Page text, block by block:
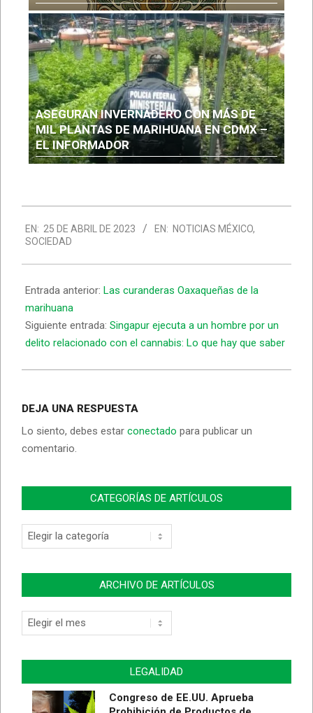
ASEGURAN INVERNADERO CON MÁS DE
MIL PLANTAS DE MARIHUANA EN CDMX –
EL INFORMADOR
EN: 25 DE ABRIL DE 2023 EN: NOTICIAS MÉXICO,
SOCIEDAD
Entrada anterior: Las curanderas Oaxaqueñas de la
marihuana
Siguiente entrada: Singapur ejecuta a un hombre por un
delito relacionado con el cannabis: Lo que hay que saber
DEJA UNA RESPUESTA
Lo siento, debes estar conectado para publicar un
comentario.
CATEGORÍAS DE ARTÍCULOS
ARCHIVO DE ARTÍCULOS
LEGALIDAD
Congreso de EE.UU. Aprueba